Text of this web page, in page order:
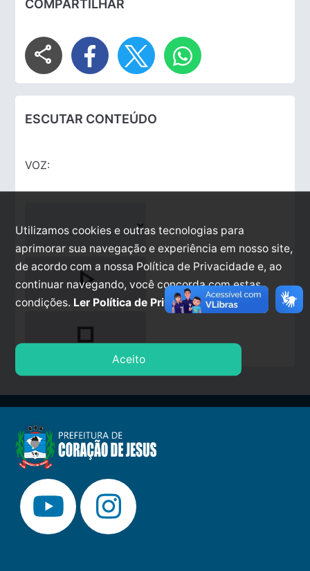
COMPARTILHAR
share
ESCUTAR CONTEÚDO
VOZ:
play_arrow
stop
Utilizamos cookies e outras tecnologias para
aprimorar sua navegação e experiência em nosso site,
de acordo com a nossa Política de Privacidade e, ao
continuar navegando, você concorda com estas
condições. Ler Política de Privacidade.
Aceito